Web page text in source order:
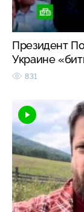
Президент
Украине
831